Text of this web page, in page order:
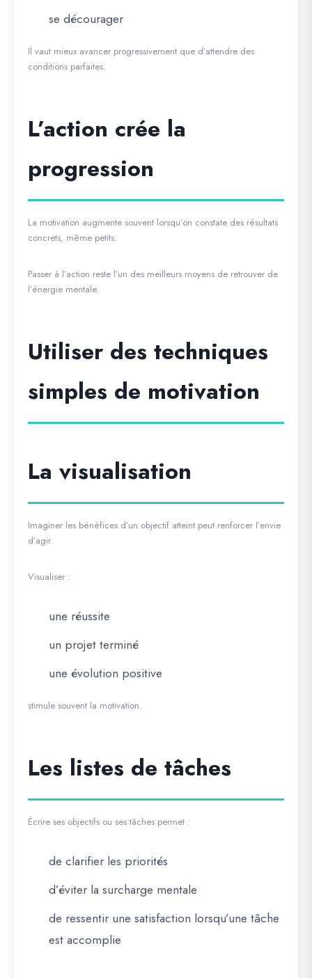
se décourager
Il vaut mieux avancer progressivement que d’attendre des
conditions parfaites.
L’action crée la
progression
La motivation augmente souvent lorsqu’on constate des résultats
concrets, même petits.
Passer à l’action reste l’un des meilleurs moyens de retrouver de
l’énergie mentale.
Utiliser des techniques
simples de motivation
La visualisation
Imaginer les bénéfices d’un objectif atteint peut renforcer l’envie
d’agir.
Visualiser :
une réussite
un projet terminé
une évolution positive
stimule souvent la motivation.
Les listes de tâches
Écrire ses objectifs ou ses tâches permet :
de clarifier les priorités
d’éviter la surcharge mentale
de ressentir une satisfaction lorsqu’une tâche
est accomplie